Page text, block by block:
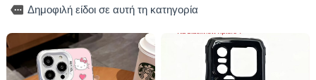
more Δημοφιλή είδοι σε αυτή τη κατηγορία